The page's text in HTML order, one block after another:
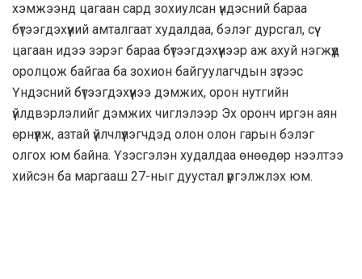
хэмжээнд цагаан сард зохиулсан үндэсний бараа
бүтээгдэхүүний амталгаат худалдаа, бэлэг дурсгал, сүү
цагаан идээ зэрэг бараа бүтээгдэхүүнээр аж ахуй нэгжүүд
оролцож байгаа ба зохион байгуулагчдын зүгээс
Үндэсний бүтээгдэхүүнээ дэмжих, орон нутгийн
үйлдвэрлэлийг дэмжих чиглэлээр Эх оронч иргэн аян
өрнүүлж, азтай үйлчлүүлэгчдэд олон олон гарын бэлэг
олгох юм байна. Үзэсгэлэн худалдаа өнөөдөр нээлтээ
хийсэн ба маргааш 27-ныг дуустал үргэлжлэх юм.